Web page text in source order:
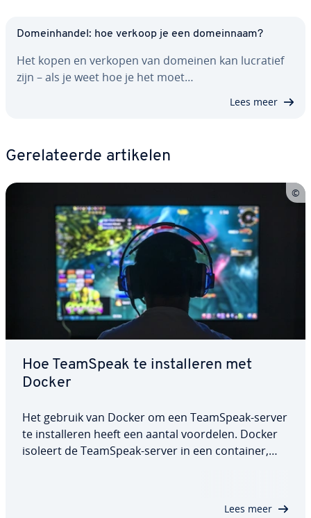
Do­mein­han­del: hoe verkoop je een do­mein­naam?
Het kopen en verkopen van domeinen kan lucratief
zijn – als je weet hoe je het moet…
Lees meer
Ge­re­la­teer­de artikelen
Hoe TeamSpeak te in­stal­le­ren met
Docker
Het gebruik van Docker om een TeamSpeak-server
te in­stal­le­ren heeft een aantal voordelen. Docker
isoleert de TeamSpeak-server in een container,
Lees meer